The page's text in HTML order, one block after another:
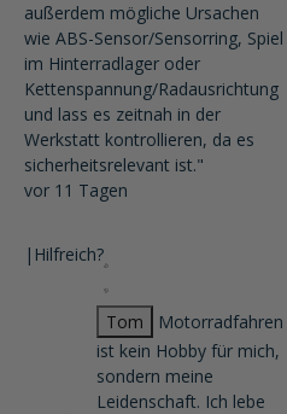
außerdem mögliche Ursachen
wie ABS-Sensor/Sensorring, Spiel
im Hinterradlager oder
Kettenspannung/Radausrichtung
und lass es zeitnah in der
Werkstatt kontrollieren, da es
sicherheitsrelevant ist."
vor 11 Tagen
| Hilfreich?
Tom
Motorradfahren
ist kein Hobby für mich,
sondern meine
Leidenschaft. Ich lebe